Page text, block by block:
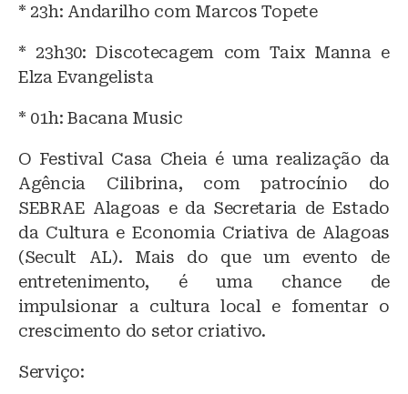
* 23h: Andarilho com Marcos Topete
* 23h30: Discotecagem com Taix Manna e
Elza Evangelista
* 01h: Bacana Music
O Festival Casa Cheia é uma realização da
Agência Cilibrina, com patrocínio do
SEBRAE Alagoas e da Secretaria de Estado
da Cultura e Economia Criativa de Alagoas
(Secult AL). Mais do que um evento de
entretenimento, é uma chance de
impulsionar a cultura local e fomentar o
crescimento do setor criativo.
Serviço: